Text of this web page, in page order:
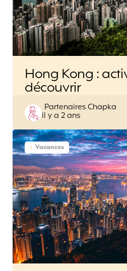
Hong Kong :
découvrir
Posted
by
Partenaires Chapka
il y a 2 ans
Vacances